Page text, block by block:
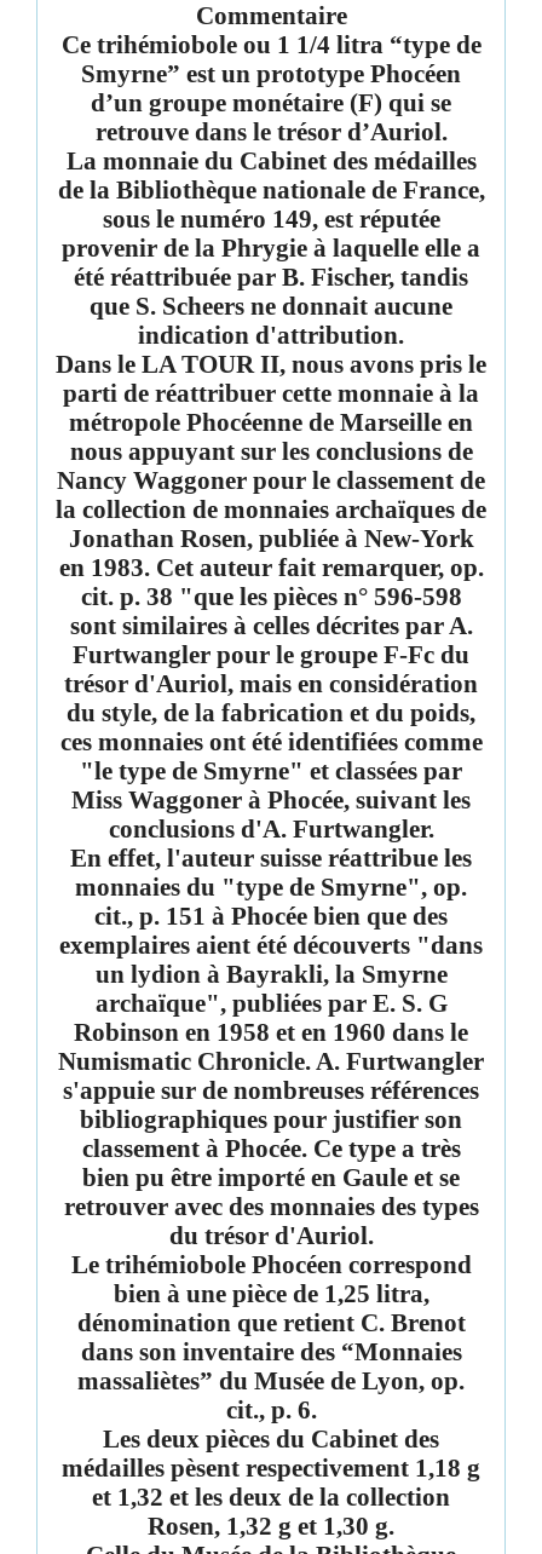
Commentaire
Ce trihémiobole ou 1 1/4 litra “type de
Smyrne” est un prototype Phocéen
d’un groupe monétaire (F) qui se
retrouve dans le trésor d’Auriol.
La monnaie du Cabinet des médailles
de la Bibliothèque nationale de France,
sous le numéro 149, est réputée
provenir de la Phrygie à laquelle elle a
été réattribuée par B. Fischer, tandis
que S. Scheers ne donnait aucune
indication d'attribution.
Dans le LA TOUR II, nous avons pris le
parti de réattribuer cette monnaie à la
métropole Phocéenne de Marseille en
nous appuyant sur les conclusions de
Nancy Waggoner pour le classement de
la collection de monnaies archaïques de
Jonathan Rosen, publiée à New-York
en 1983. Cet auteur fait remarquer, op.
cit. p. 38 "que les pièces n° 596-598
sont similaires à celles décrites par A.
Furtwangler pour le groupe F-Fc du
trésor d'Auriol, mais en considération
du style, de la fabrication et du poids,
ces monnaies ont été identifiées comme
"le type de Smyrne" et classées par
Miss Waggoner à Phocée, suivant les
conclusions d'A. Furtwangler.
En effet, l'auteur suisse réattribue les
monnaies du "type de Smyrne", op.
cit., p. 151 à Phocée bien que des
exemplaires aient été découverts "dans
un lydion à Bayrakli, la Smyrne
archaïque", publiées par E. S. G
Robinson en 1958 et en 1960 dans le
Numismatic Chronicle. A. Furtwangler
s'appuie sur de nombreuses références
bibliographiques pour justifier son
classement à Phocée. Ce type a très
bien pu être importé en Gaule et se
retrouver avec des monnaies des types
du trésor d'Auriol.
Le trihémiobole Phocéen correspond
bien à une pièce de 1,25 litra,
dénomination que retient C. Brenot
dans son inventaire des “Monnaies
massaliètes” du Musée de Lyon, op.
cit., p. 6.
Les deux pièces du Cabinet des
médailles pèsent respectivement 1,18 g
et 1,32 et les deux de la collection
Rosen, 1,32 g et 1,30 g.